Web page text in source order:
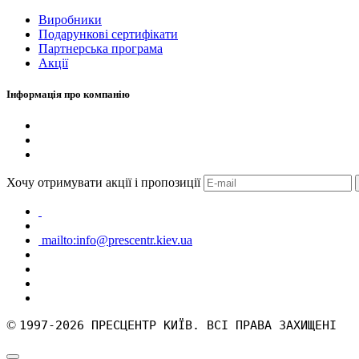
Виробники
Подарункові сертифікати
Партнерська програма
Акції
Інформація про компанію
Хочу отримувати акції і пропозиції
mailto:info@prescentr.kiev.ua
© 1997-2026 ПРЕСЦЕНТР КИЇВ. ВСІ ПРАВА ЗАХИЩЕНІ